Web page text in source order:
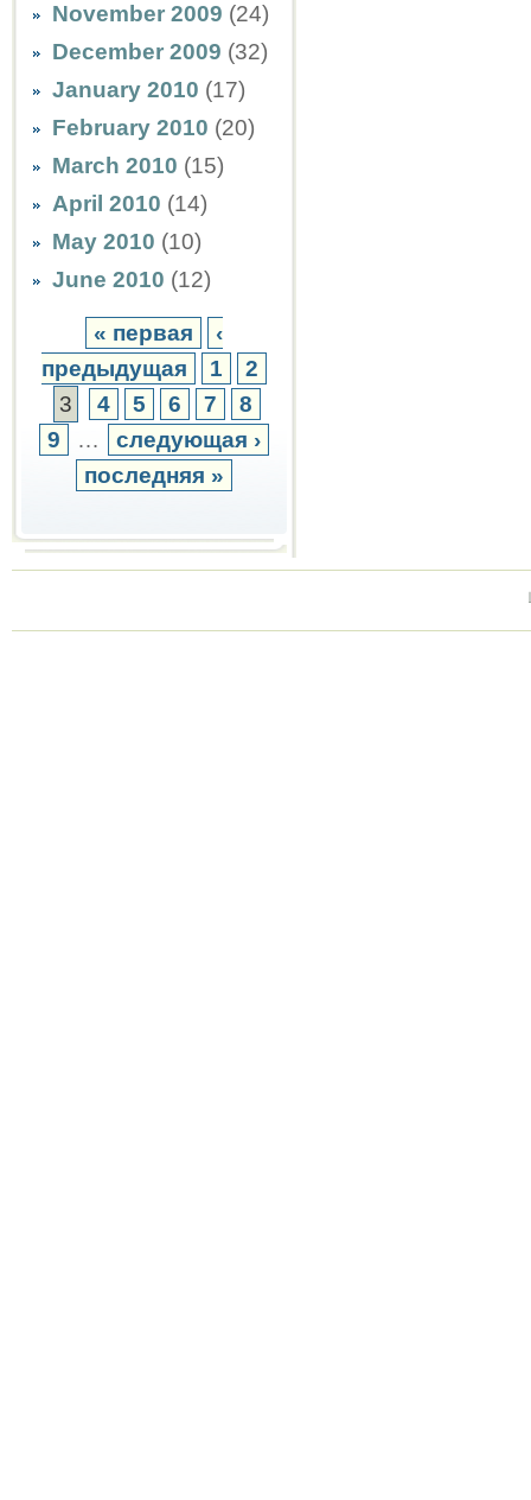
November 2009 (24)
December 2009 (32)
January 2010 (17)
February 2010 (20)
March 2010 (15)
April 2010 (14)
May 2010 (10)
June 2010 (12)
« первая
‹
предыдущая
1
2
3
4 5 6 7
8
9
…
следующая ›
последняя »